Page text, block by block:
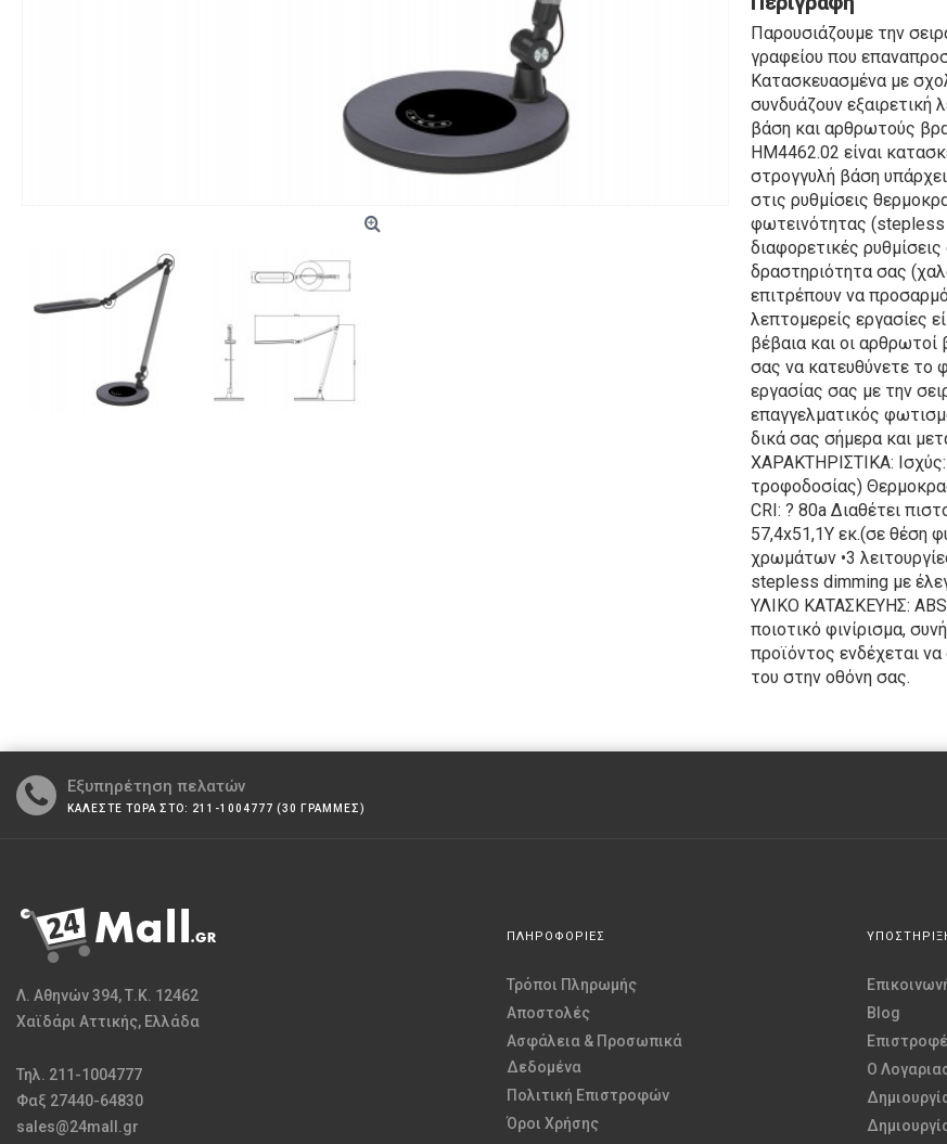
Παρουσιάζουμε την
γραφείου που
Κατασκευασμένα με
συνδυάζουν εξαιρετική
βάση και αρθρωτούς
HM4462.02 είναι
στρογγυλή βάση
στις ρυθμίσεις
φωτεινότητας (stepless
διαφορετικές
δραστηριότητα σας
επιτρέπουν να
λεπτομερείς εργασίες
βέβαια και οι αρθρωτοί
σας να κατευθύνετε το
εργασίας σας με την
επαγγελματικός
δικά σας σήμερα και
ΧΑΡΑΚΤΗΡΙΣΤΙΚΑ:
τροφοδοσίας)
CRI: ? 80a Διαθέτει
57,4x51,1Υ εκ.(σε θέση
χρωμάτων •3
stepless dimming με
ΥΛΙΚΟ ΚΑΤΑΣΚΕΥΗΣ:
ποιοτικό φινίρισμα,
προϊόντος ενδέχεται
του στην οθόνη σας.
Εξυπηρέτηση πελατών
ΚΑΛΕΣΤΕ ΤΩΡΑ ΣΤΟ: 211-1004777 (30 ΓΡΑΜΜΕΣ)
Λ. Αθηνών 394, Τ.Κ. 12462
Χαϊδάρι Αττικής, Ελλάδα
Τηλ. 211-1004777
Φαξ 27440-64830
sales@24mall.gr
ΠΛΗΡΟΦΟΡΙΕΣ
Τρόποι Πληρωμής
Αποστολές
Ασφάλεια & Προσωπικά
Δεδομένα
Πολιτική Επιστροφών
Όροι Χρήσης
Blog
O